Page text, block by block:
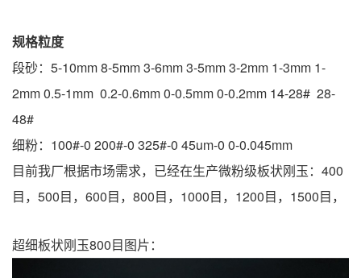
规格粒度
段砂：5-10mm 8-5mm 3-6mm 3-5mm 3-2mm 1-3mm 1-
2mm 0.5-1mm 0.2-0.6mm 0-0.5mm 0-0.2mm 14-28# 28-
48#
细粉：100#-0 200#-0 325#-0 45um-0 0-0.045mm
目前我厂根据市场需求，已经在生产微粉级板状刚玉：400
目，500目，600目，800目，1000目，1200目，1500目，
超细板状刚玉800目图片：